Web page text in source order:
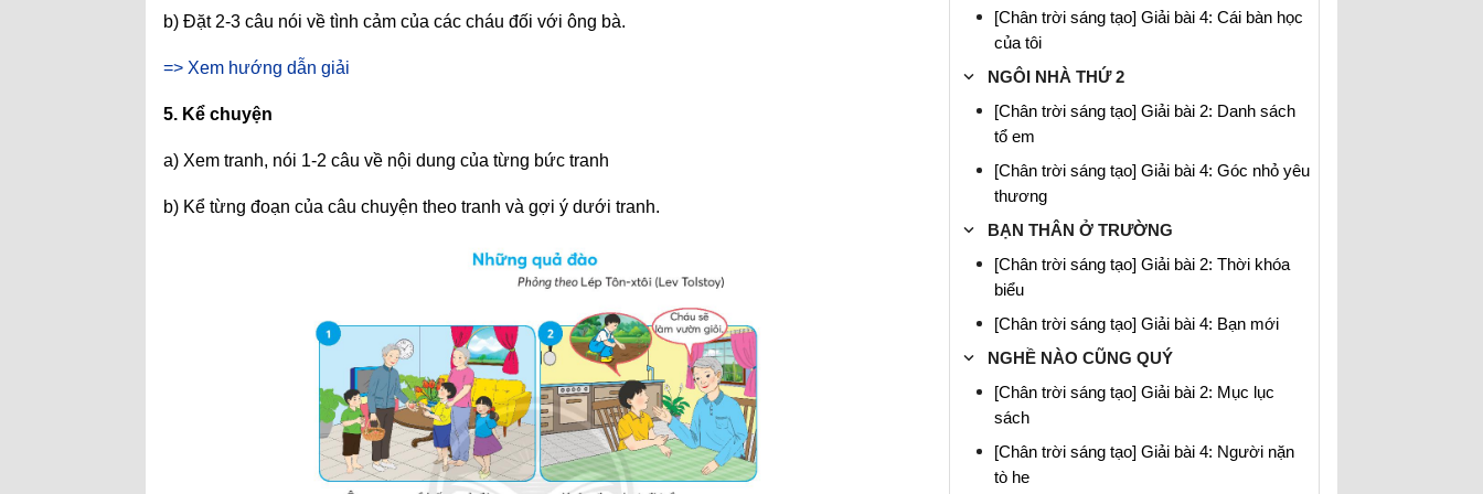
b) Đặt 2-3 câu nói về tình cảm của các cháu đối với ông bà.
=> Xem hướng dẫn giải
5. Kể chuyện
a) Xem tranh, nói 1-2 câu về nội dung của từng bức tranh
b) Kể từng đoạn của câu chuyện theo tranh và gợi ý dưới tranh.
[Chân trời sáng tạo] Giải bài 4: Cái bàn học
của tôi
NGÔI NHÀ THỨ 2
[Chân trời sáng tạo] Giải bài 2: Danh sách
tổ em
[Chân trời sáng tạo] Giải bài 4: Góc nhỏ yêu
thương
BẠN THÂN Ở TRƯỜNG
[Chân trời sáng tạo] Giải bài 2: Thời khóa
biểu
[Chân trời sáng tạo] Giải bài 4: Bạn mới
NGHỀ NÀO CŨNG QUÝ
[Chân trời sáng tạo] Giải bài 2: Mục lục
sách
[Chân trời sáng tạo] Giải bài 4: Người nặn
tò he